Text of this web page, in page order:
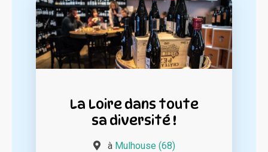
La Loire dans toute
sa diversité !
à Mulhouse (68)